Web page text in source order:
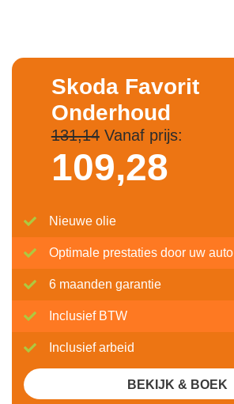
Skoda Favorit
Onderhoud
131,14Vanaf prijs:
109,28
Nieuwe olie
Optimale prestaties door uw auto
6 maanden garantie
Inclusief BTW
Inclusief arbeid
BEKIJK & BOEK